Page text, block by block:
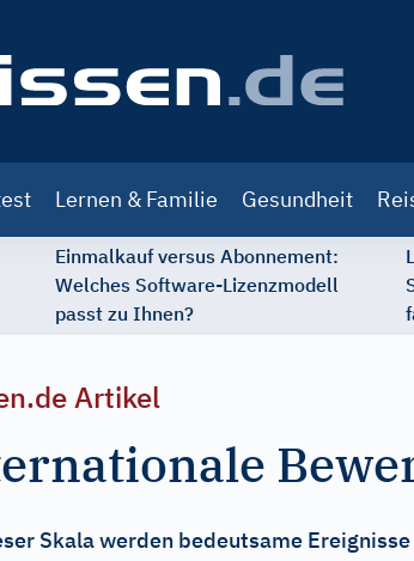
Lernen & Familie Gesundheit
Einmalkauf versus Abonnement:
Welches Software-Lizenzmodell
passt zu Ihnen?
Artikel
Skala werden bedeutsame